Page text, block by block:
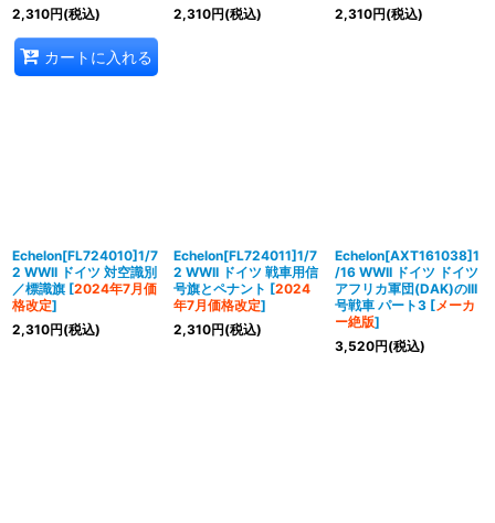
2,310円(税込)
カートに入れる
2,310円(税込)
2,310円(税込)
Echelon[FL724010]1/7
2 WWII ドイツ 対空識別
／標識旗 [2024年7月価
格改定]
2,310円(税込)
Echelon[FL724011]1/7
2 WWII ドイツ 戦車用信
号旗とペナント [2024
年7月価格改定]
2,310円(税込)
Echelon[AXT161038]1
/16 WWII ドイツ ドイツ
アフリカ軍団(DAK)のIII
号戦車 パート3 [メーカ
ー絶版]
3,520円(税込)